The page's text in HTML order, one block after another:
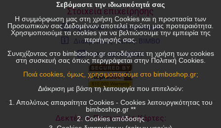
Σεβόμαστε την ιδιωτικότητά σας
Η συμμόρφωση μας στη χρήση Cookies και η προστασία των
Προσωπικών σας Δεδομένων αποτελεί πρώτη μας προτεραιότητα.
Χρησιμοποιούμε τα cookies για να βελτιώσουμε την εμπειρία της
περιήγησής σας.
Συνεχίζοντας στο bimboshop.gr αποδέχεστε τη χρήση των cookies
στη συσκευή σας όπως περιγράφεται στην Πολιτική Cookies.
Ποιά cookies, όμως, χρησιμοποιούμε στο bimboshop.gr;
Διάκριση με βάση τη λειτουργία που επιτελούν:
1. Απολύτως απαραίτητα Cookies - Cookies λειτουργικότητας του
bimboshop.gr **
2. Cookies απόδοσης
Στοιχεία επιχείρησης
Αρ. Γ.Ε.ΜΗ.: 049729844000
Διακριτικός τίτλος: ΒΙΜΒΟ
ΑΦΜ: 027848350
Δεκτές οι Πιστωτικές Κάρτες: